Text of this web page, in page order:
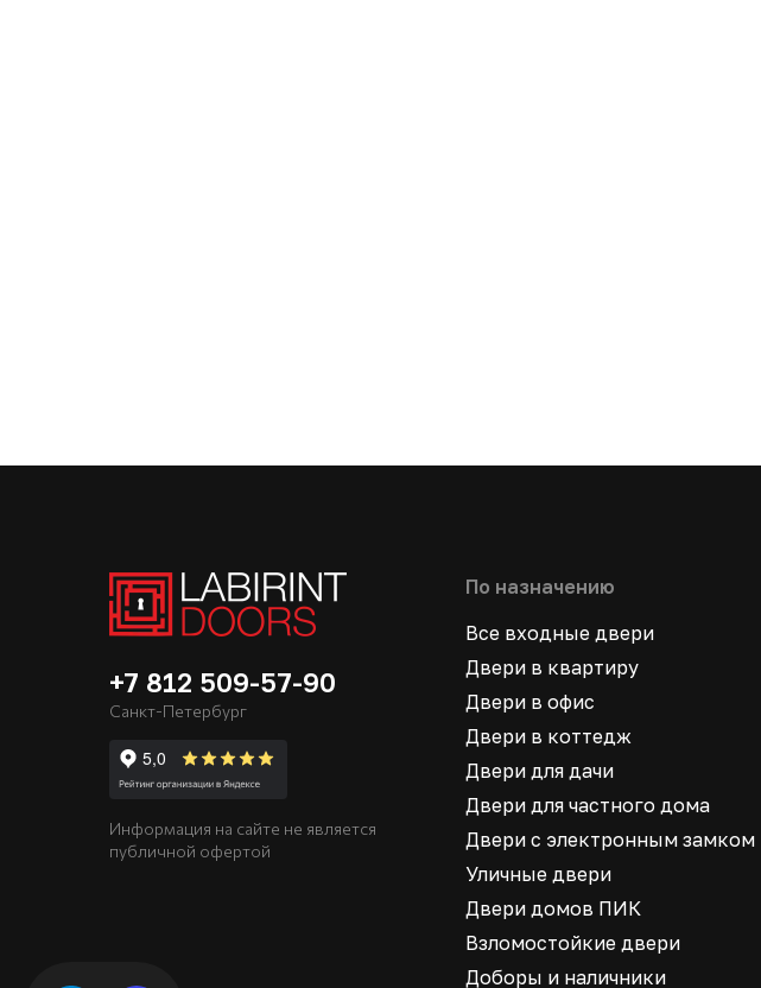
+7 812 509-57-90
Санкт-Петербург
Информация на сайте не является
публичной офертой
По назначению
Все входные двери
Двери в квартиру
Двери в офис
Двери в коттедж
Двери для дачи
Двери для частного дома
Двери с электронным замком
Уличные двери
Двери домов ПИК
Взломостойкие двери
Доборы и наличники